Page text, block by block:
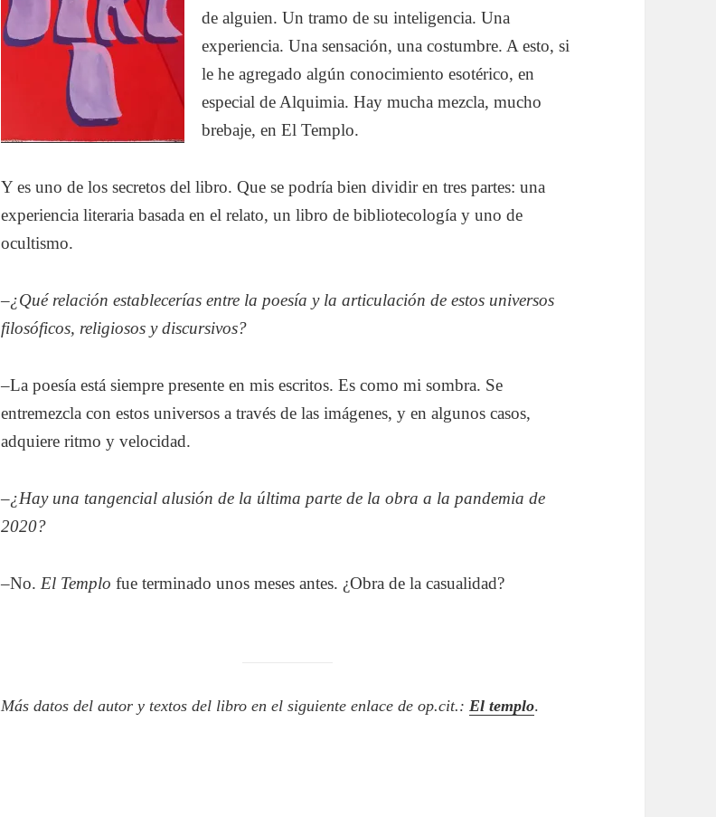
de alguien. Un tramo de su inteligencia. Una
experiencia. Una sensación, una costumbre. A esto, si
le he agregado algún conocimiento esotérico, en
especial de Alquimia. Hay mucha mezcla, mucho
brebaje, en El Templo.
Y es uno de los secretos del libro. Que se podría bien dividir en tres partes: una
experiencia literaria basada en el relato, un libro de bibliotecología y uno de
ocultismo.
–¿Qué relación establecerías entre la poesía y la articulación de estos universos
filosóficos, religiosos y discursivos?
–La poesía está siempre presente en mis escritos. Es como mi sombra. Se
entremezcla con estos universos a través de las imágenes, y en algunos casos,
adquiere ritmo y velocidad.
–¿Hay una tangencial alusión de la última parte de la obra a la pandemia de
2020?
–No. El Templo fue terminado unos meses antes. ¿Obra de la casualidad?
Más datos del autor y textos del libro en el siguiente enlace de op.cit.: El templo.